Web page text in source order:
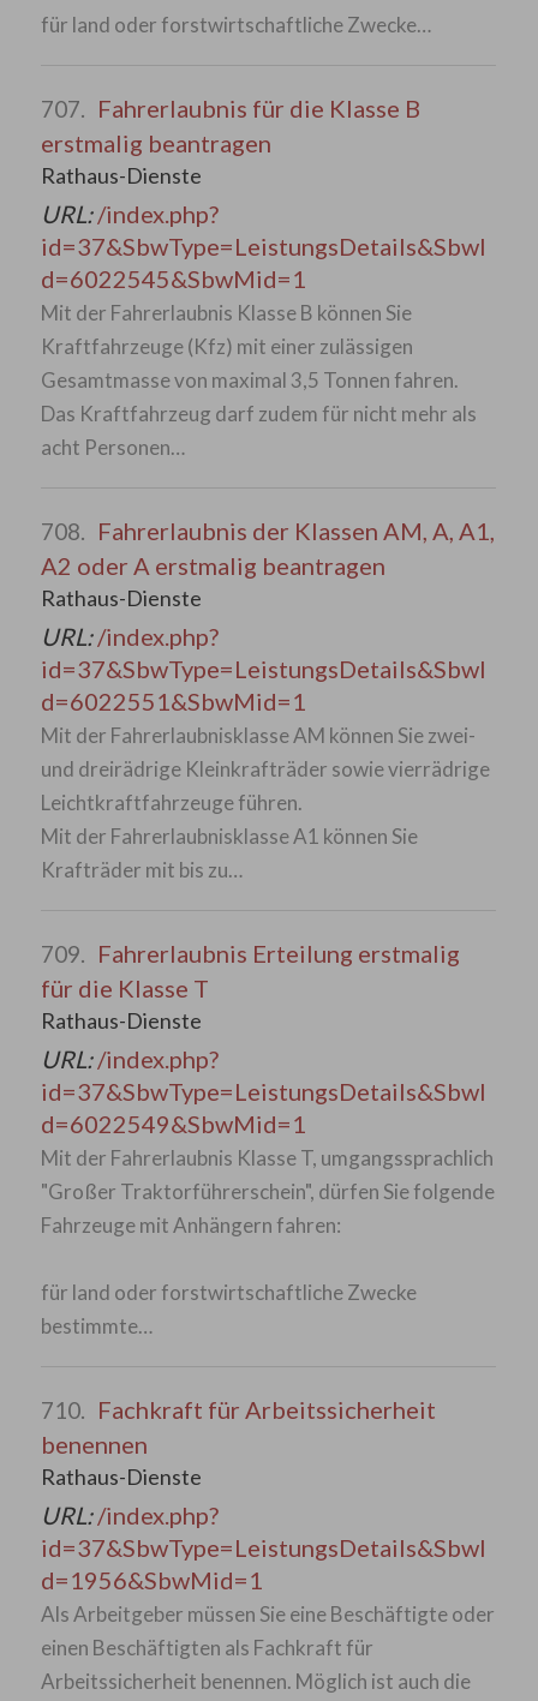
für land oder forstwirtschaftliche Zwecke…
707. Fahrerlaubnis für die Klasse B
erstmalig beantragen
Rathaus-Dienste
URL:/index.php?
id=37&SbwType=LeistungsDetails&SbwI
d=6022545&SbwMid=1
Mit der Fahrerlaubnis Klasse B können Sie
Kraftfahrzeuge (Kfz) mit einer zulässigen
Gesamtmasse von maximal 3,5 Tonnen fahren.
Das Kraftfahrzeug darf zudem für nicht mehr als
acht Personen…
708. Fahrerlaubnis der Klassen AM, A, A1,
A2 oder A erstmalig beantragen
Rathaus-Dienste
URL:/index.php?
id=37&SbwType=LeistungsDetails&SbwI
d=6022551&SbwMid=1
Mit der Fahrerlaubnisklasse AM können Sie zwei-
und dreirädrige Kleinkrafträder sowie vierrädrige
Leichtkraftfahrzeuge führen.
Mit der Fahrerlaubnisklasse A1 können Sie
Krafträder mit bis zu…
709. Fahrerlaubnis Erteilung erstmalig
für die Klasse T
Rathaus-Dienste
URL:/index.php?
id=37&SbwType=LeistungsDetails&SbwI
d=6022549&SbwMid=1
Mit der Fahrerlaubnis Klasse T, umgangssprachlich
"Großer Traktorführerschein", dürfen Sie folgende
Fahrzeuge mit Anhängern fahren:
für land oder forstwirtschaftliche Zwecke
bestimmte…
710. Fachkraft für Arbeitssicherheit
benennen
Rathaus-Dienste
URL:/index.php?
id=37&SbwType=LeistungsDetails&SbwI
d=1956&SbwMid=1
Als Arbeitgeber müssen Sie eine Beschäftigte oder
einen Beschäftigten als Fachkraft für
Arbeitssicherheit benennen. Möglich ist auch die